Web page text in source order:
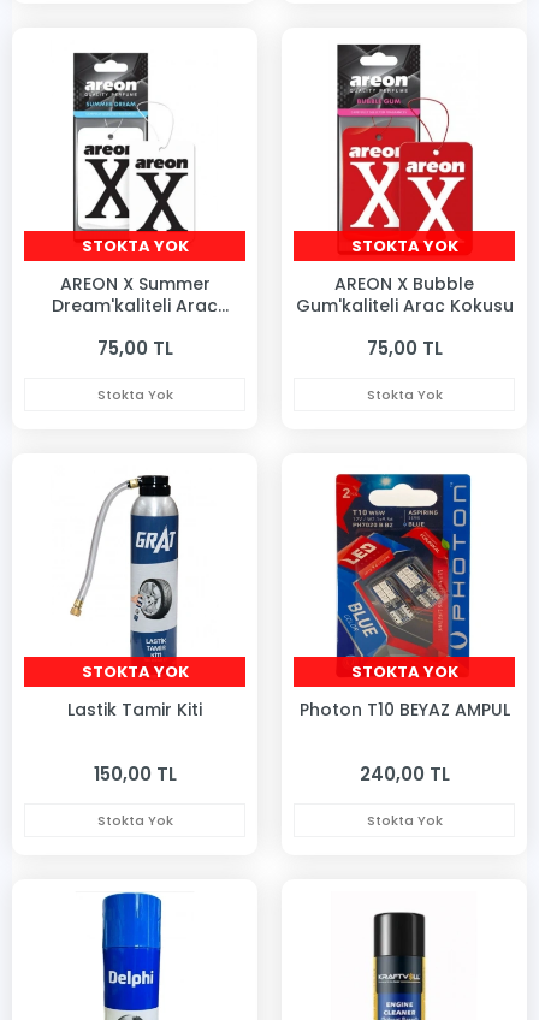
STOKTA YOK
AREON X Summer
Dream'kaliteli Araç
75,00 TL
Stokta Yok
STOKTA YOK
AREON X Bubble
Gum'kaliteli Araç Kokusu
75,00 TL
Stokta Yok
STOKTA YOK
Lastik Tamir Kiti
150,00 TL
Stokta Yok
STOKTA YOK
Photon T10 BEYAZ AMPUL
240,00 TL
Stokta Yok